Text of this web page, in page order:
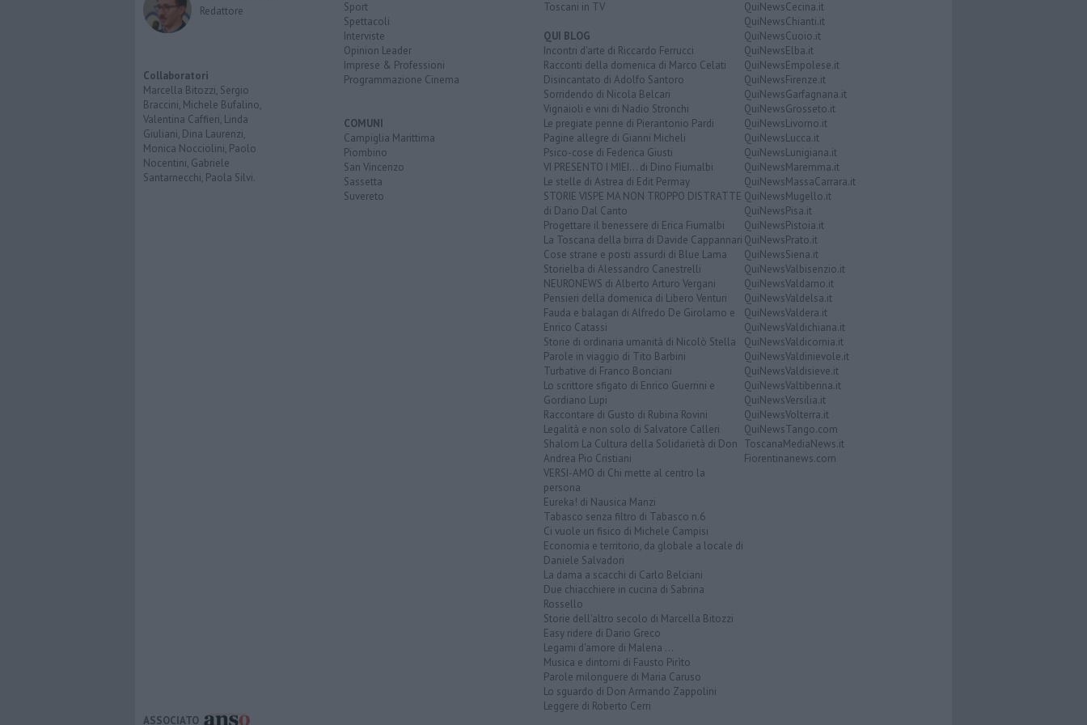
Redattore
Collaboratori
Marcella Bitozzi, Sergio
Braccini, Michele Bufalino,
Valentina Caffieri, Linda
Giuliani, Dina Laurenzi,
Monica Nocciolini, Paolo
Nocentini, Gabriele
Santarnecchi, Paola Silvi.
Sport
Spettacoli
Interviste
Opinion Leader
Imprese & Professioni
Programmazione Cinema
COMUNI
Campiglia Marittima
Piombino
San Vincenzo
Sassetta
Suvereto
Toscani in TV
QUI BLOG
Incontri d'arte di Riccardo Ferrucci
Racconti della domenica di Marco Celati
Disincantato di Adolfo Santoro
Sorridendo di Nicola Belcari
Vignaioli e vini di Nadio Stronchi
Le pregiate penne di Pierantonio Pardi
Pagine allegre di Gianni Micheli
Psico-cose di Federica Giusti
VI PRESENTO I MIEI... di Dino Fiumalbi
Le stelle di Astrea di Edit Permay
STORIE VISPE MA NON TROPPO DISTRATTE
di Dario Dal Canto
Progettare il benessere di Erica Fiumalbi
La Toscana della birra di Davide Cappannari
Cose strane e posti assurdi di Blue Lama
Storielba di Alessandro Canestrelli
NEURONEWS di Alberto Arturo Vergani
Pensieri della domenica di Libero Venturi
Fauda e balagan di Alfredo De Girolamo e
Enrico Catassi
Storie di ordinaria umanità di Nicolò Stella
Parole in viaggio di Tito Barbini
Turbative di Franco Bonciani
Lo scrittore sfigato di Enrico Guerrini e
Gordiano Lupi
Raccontare di Gusto di Rubina Rovini
Legalità e non solo di Salvatore Calleri
Shalom La Cultura della Solidarietà di Don
Andrea Pio Cristiani
VERSI-AMO di Chi mette al centro la
persona
Eureka! di Nausica Manzi
Tabasco senza filtro di Tabasco n.6
Ci vuole un fisico di Michele Campisi
Economia e territorio, da globale a locale di
Daniele Salvadori
La dama a scacchi di Carlo Belciani
Due chiacchiere in cucina di Sabrina
Rossello
Storie dell'altro secolo di Marcella Bitozzi
Easy ridere di Dario Greco
Legami d'amore di Malena ...
Musica e dintorni di Fausto Pirìto
Parole milonguere di Maria Caruso
Lo sguardo di Don Armando Zappolini
Leggere di Roberto Cerri
QuiNewsCecina.it
QuiNewsChianti.it
QuiNewsCuoio.it
QuiNewsElba.it
QuiNewsEmpolese.it
QuiNewsFirenze.it
QuiNewsGarfagnana.it
QuiNewsGrosseto.it
QuiNewsLivorno.it
QuiNewsLucca.it
QuiNewsLunigiana.it
QuiNewsMaremma.it
QuiNewsMassaCarrara.it
QuiNewsMugello.it
QuiNewsPisa.it
QuiNewsPistoia.it
QuiNewsPrato.it
QuiNewsSiena.it
QuiNewsValbisenzio.it
QuiNewsValdarno.it
QuiNewsValdelsa.it
QuiNewsValdera.it
QuiNewsValdichiana.it
QuiNewsValdicornia.it
QuiNewsValdinievole.it
QuiNewsValdisieve.it
QuiNewsValtiberina.it
QuiNewsVersilia.it
QuiNewsVolterra.it
QuiNewsTango.com
ToscanaMediaNews.it
Fiorentinanews.com
ASSOCIATO